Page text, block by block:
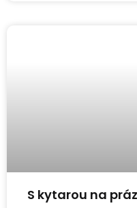
S kytarou na